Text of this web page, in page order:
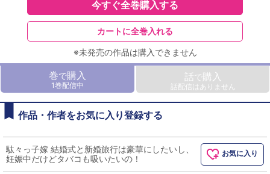
今すぐ全巻購入する
カートに全巻入れる
※未発売の作品は購入できません
巻で購入
1巻配信中
話で購入
話配信はありません
作品・作者をお気に入り登録する
駄々っ子嫁 結婚式と新婚旅行は豪華にしたいし、
妊娠中だけどタバコも吸いたいの！
お気に入り